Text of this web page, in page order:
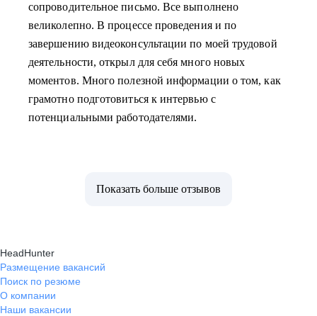
сопроводительное письмо. Все выполнено
великолепно. В процессе проведения и по
завершению видеоконсультации по моей трудовой
деятельности, открыл для себя много новых
моментов. Много полезной информации о том, как
грамотно подготовиться к интервью с
потенциальными работодателями.
Показать больше отзывов
HeadHunter
Размещение вакансий
Поиск по резюме
О компании
Наши вакансии